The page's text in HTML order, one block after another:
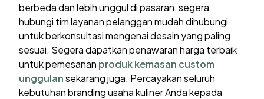
berbeda dan lebih unggul di pasaran, segera
hubungi tim layanan pelanggan mudah dihubungi
untuk berkonsultasi mengenai desain yang paling
sesuai. Segera dapatkan penawaran harga terbaik
untuk pemesanan produk kemasan custom
unggulansekarang juga. Percayakan seluruh
kebutuhan branding usaha kuliner Anda kepada